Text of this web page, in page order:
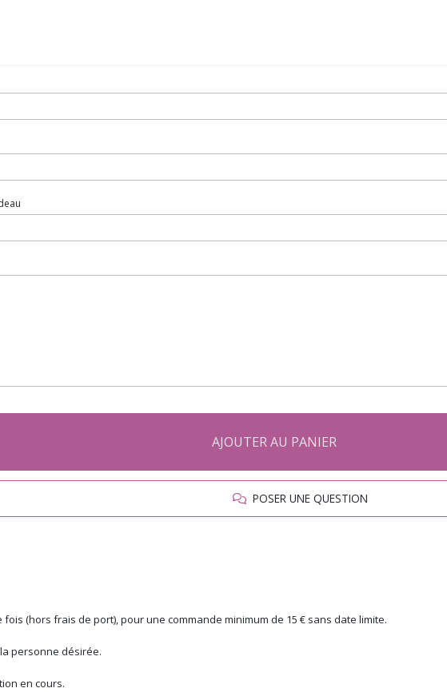
AJOUTER AU PANIER
POSER UNE QUESTION
(hors frais de port), pour une commande minimum de 15 € sans date limite.
personne désirée.
en cours.